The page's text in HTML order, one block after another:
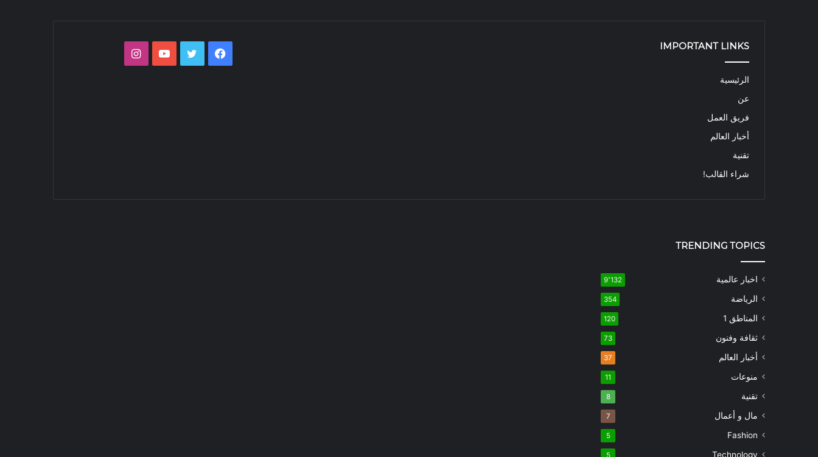
IMPORTANT LINKS
الرئيسية
عن
فريق العمل
أخبار العالم
تقنية
شراء القالب!
فيسبوكتويتر يوتيوبانستقرام
TRENDING TOPICS
اخبار عالمية 9٬132
الرياضة 354
المناطق 1 120
ثقافة وفنون 73
أخبار العالم 37
منوعات 11
تقنية 8
مال و أعمال 7
Fashion
5
Technology